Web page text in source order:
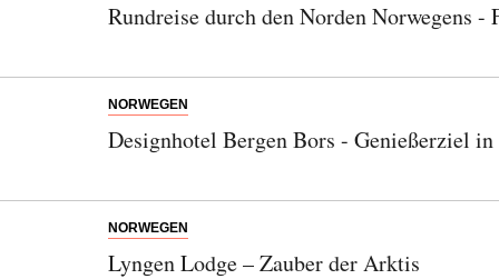
Rundreise durch den Norden Norwegens
NORWEGEN
Designhotel Bergen Bors - Genießerziel in
NORWEGEN
Lyngen Lodge – Zauber der Arktis